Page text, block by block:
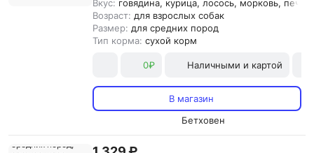
Вкус: говядина, курица, лосось, морковь,
Возраст: для взрослых собак
Размер: для средних пород
Тип корма: сухой корм
0₽ Наличными и картой
В магазин
Бетховен